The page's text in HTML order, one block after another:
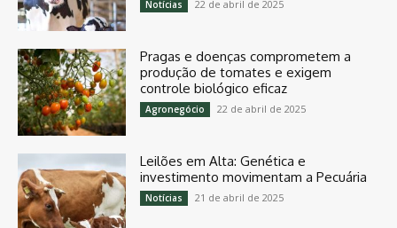
Notícias 22 de abril de 2025
Pragas e doenças comprometem a
produção de tomates e exigem
controle biológico eficaz
Agronegócio 22 de abril de 2025
Leilões em Alta: Genética e
investimento movimentam a Pecuária
Notícias 21 de abril de 2025